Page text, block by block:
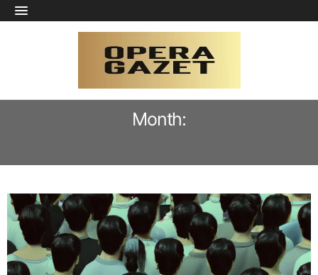
Month: